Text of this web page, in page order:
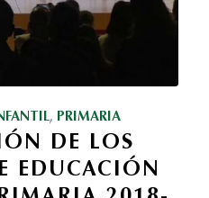
, PRIMARIA
DE LOS
EDUCACIÓN